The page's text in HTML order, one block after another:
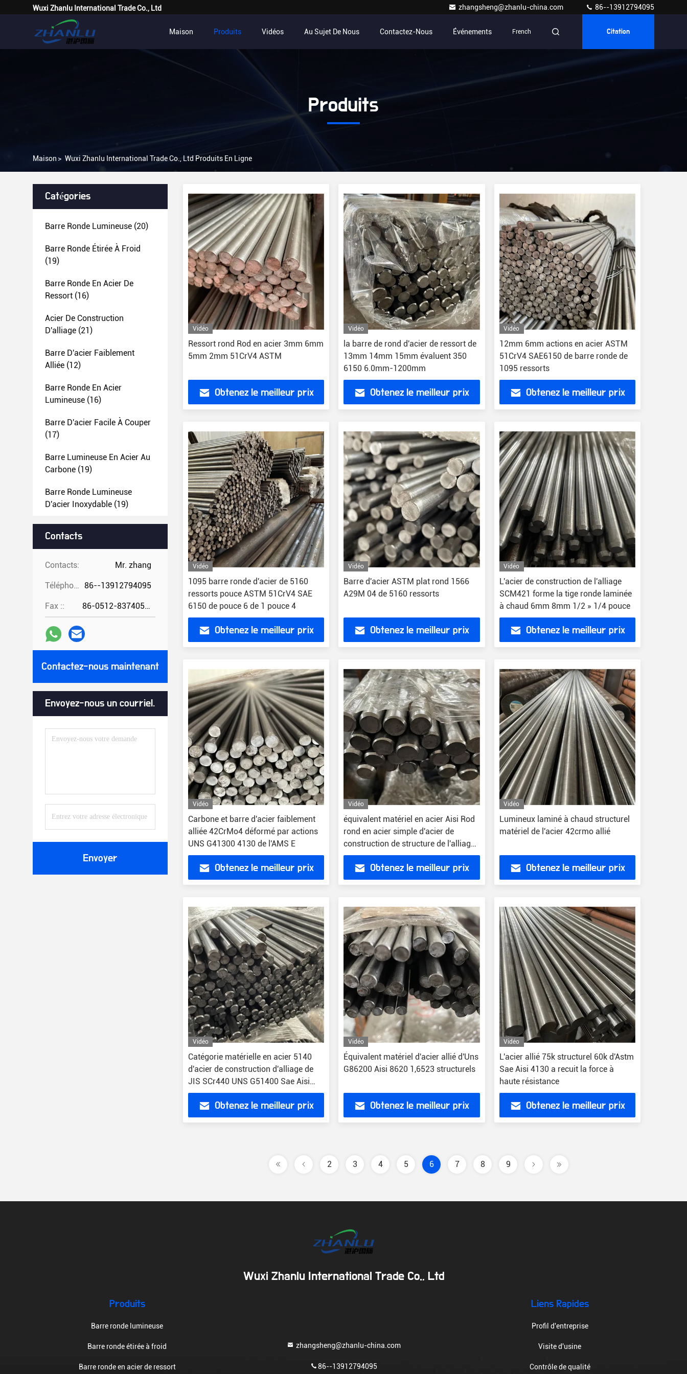
Wuxi Zhanlu International Trade Co., Ltd zhangsheng@zhanlu-china.com 86--13912794095
Maison Produits Vidéos Au Sujet De Nous Contactez-Nous Événements French Citation
Produits
Maison > Wuxi Zhanlu International Trade Co., Ltd Produits En Ligne
Catégories
Barre Ronde Lumineuse (20)
Barre Ronde Étirée À Froid
(19)
Barre Ronde En Acier De
Ressort (16)
Acier De Construction
D'alliage (21)
Barre D'acier Faiblement
Alliée (12)
Barre Ronde En Acier
Lumineuse (16)
Barre D'acier Facile À Couper
(17)
Barre Lumineuse En Acier Au
Carbone (19)
Barre Ronde Lumineuse
D'acier Inoxydable (19)
Meurent La Barre D'acier(8)
Formes D'acier De
Construction
Acier Rond Lumineux De
Contacts
Contacts: Mr. zhang
Téléphone :: 86--13912794095
Fax :: 86-0512-83740521
Contactez-nous maintenant
Envoyez-nous un courriel.
Envoyer
Vidéo
Ressort rond Rod en acier 3mm 6mm
5mm 2mm 51CrV4 ASTM
Obtenez le meilleur prix
Vidéo
la barre de rond d'acier de ressort de
13mm 14mm 15mm évaluent 350
6150 6.0mm-1200mm
Obtenez le meilleur prix
Vidéo
12mm 6mm actions en acier ASTM
51CrV4 SAE6150 de barre ronde de
1095 ressorts
Obtenez le meilleur prix
Vidéo
1095 barre ronde d'acier de 5160
ressorts pouce ASTM 51CrV4 SAE
6150 de pouce 6 de 1 pouce 4
Obtenez le meilleur prix
Vidéo
Barre d'acier ASTM plat rond 1566
A29M 04 de 5160 ressorts
Obtenez le meilleur prix
Vidéo
L'acier de construction de l'alliage
SCM421 forme la tige ronde laminée
à chaud 6mm 8mm 1/2 » 1/4 pouce
Obtenez le meilleur prix
Vidéo
Carbone et barre d'acier faiblement
alliée 42CrMo4 déformé par actions
UNS G41300 4130 de l'AMS E
Obtenez le meilleur prix
Vidéo
équivalent matériel en acier Aisi Rod
rond en acier simple d'acier de
construction de structure de l'alliage
18crmo4
Obtenez le meilleur prix
Vidéo
Lumineux laminé à chaud structurel
matériel de l'acier 42crmo allié
Obtenez le meilleur prix
Vidéo
Catégorie matérielle en acier 5140
d'acier de construction d'alliage de
JIS SCr440 UNS G51400 Sae Aisi
5140 1,7035 41Cr4
Obtenez le meilleur prix
Vidéo
Équivalent matériel d'acier allié d'Uns
G86200 Aisi 8620 1,6523 structurels
Obtenez le meilleur prix
Vidéo
L'acier allié 75k structurel 60k d'Astm
Sae Aisi 4130 a recuit la force à
haute résistance
Obtenez le meilleur prix
2 3 4 5 6 7 8 9
Wuxi Zhanlu International Trade Co., Ltd
Produits
Barre ronde lumineuse
Barre ronde étirée à froid
Barre ronde en acier de ressort
zhangsheng@zhanlu-china.com
86--13912794095
Liens Rapides
Profil d'entreprise
Visite d'usine
Contrôle de qualité